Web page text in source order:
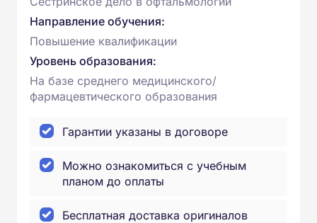
Направление обучения:
Повышение квалификации
Уровень образования:
На базе среднего медицинского/
фармацевтического образования
Гарантии указаны в договоре
Можно ознакомиться с учебным
планом до оплаты
Бесплатная доставка оригиналов